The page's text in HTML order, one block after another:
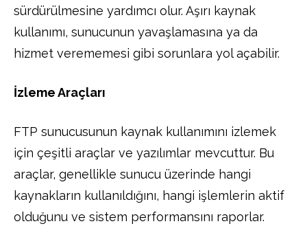
sürdürülmesine yardımcı olur. Aşırı kaynak
kullanımı, sunucunun yavaşlamasına ya da
hizmet verememesi gibi sorunlara yol açabilir.
İzleme Araçları
FTP sunucusunun kaynak kullanımını izlemek
için çeşitli araçlar ve yazılımlar mevcuttur. Bu
araçlar, genellikle sunucu üzerinde hangi
kaynakların kullanıldığını, hangi işlemlerin aktif
olduğunu ve sistem performansını raporlar.